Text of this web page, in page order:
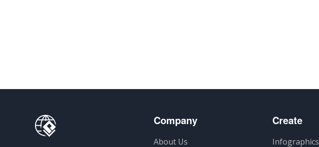
Company
About Us
Create
Infographics